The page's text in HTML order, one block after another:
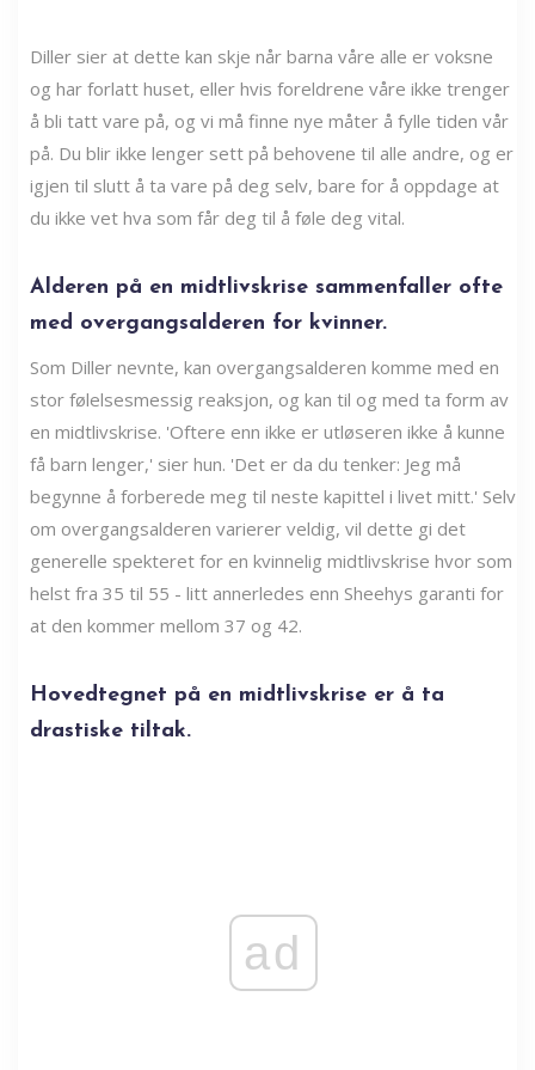
Diller sier at dette kan skje når barna våre alle er voksne
og har forlatt huset, eller hvis foreldrene våre ikke trenger
å bli tatt vare på, og vi må finne nye måter å fylle tiden vår
på. Du blir ikke lenger sett på behovene til alle andre, og er
igjen til slutt å ta vare på deg selv, bare for å oppdage at
du ikke vet hva som får deg til å føle deg vital.
Alderen på en midtlivskrise sammenfaller ofte
med overgangsalderen for kvinner.
Som Diller nevnte, kan overgangsalderen komme med en
stor følelsesmessig reaksjon, og kan til og med ta form av
en midtlivskrise. 'Oftere enn ikke er utløseren ikke å kunne
få barn lenger,' sier hun. 'Det er da du tenker: Jeg må
begynne å forberede meg til neste kapittel i livet mitt.' Selv
om overgangsalderen varierer veldig, vil dette gi det
generelle spekteret for en kvinnelig midtlivskrise hvor som
helst fra 35 til 55 - litt annerledes enn Sheehys garanti for
at den kommer mellom 37 og 42.
Hovedtegnet på en midtlivskrise er å ta
drastiske tiltak.
ad